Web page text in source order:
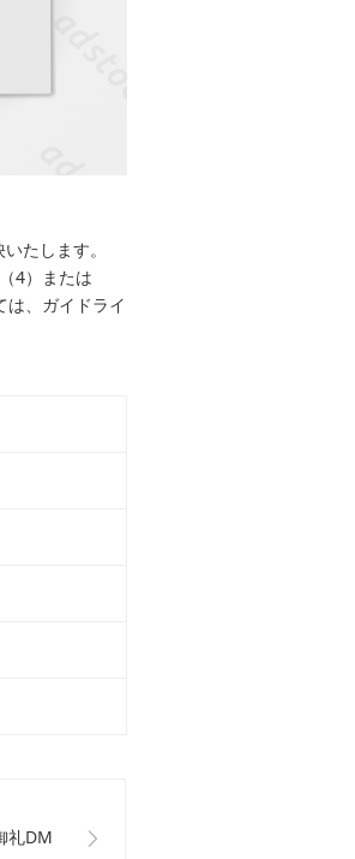
たします。
4）または
は、ガイドライ
礼DM